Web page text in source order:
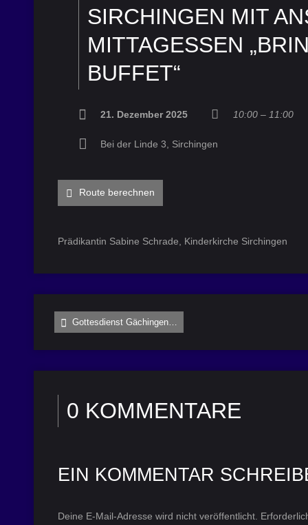
SIRCHINGEN MIT
ITTAGESSEN
UFFET“
21. Dezember 2025 10:00 – 11:00
Bei der Linde 3, Sirchingen
Route berechnen
Prädikantin Sabine Schrade, Kinderkirche Sirchingen
Gottesdienst Gächingen…
0 KOMMENTARE
EIN KOMMENTAR
Deine E-Mail-Adresse wird nicht veröffentlicht.